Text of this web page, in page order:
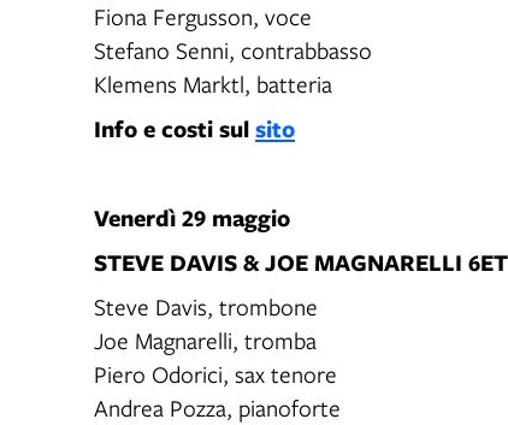
Fiona Fergusson, voce
Stefano Senni, contrabbasso
Klemens Marktl, batteria
Info e costi sulsito
Venerdì 29 maggio
STEVE DAVIS & JOE MAGNARELLI
Steve Davis, trombone
Joe Magnarelli, tromba
Piero Odorici, sax tenore
Andrea Pozza, pianoforte